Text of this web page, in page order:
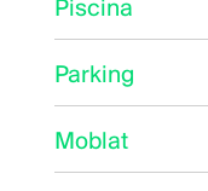
Piscina
Parking
Moblat